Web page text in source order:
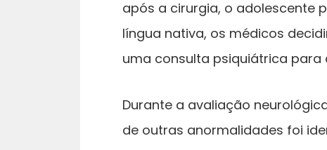
após a cirurgia, o adolescente
língua nativa, os médicos
uma consulta psiquiátrica para
Durante a avaliação
de outras anormalidades foi